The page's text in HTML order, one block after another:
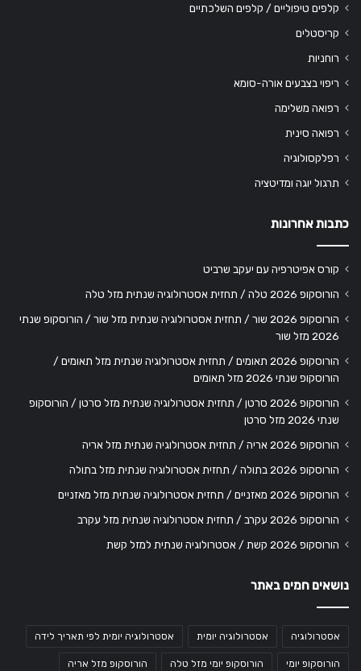
קלפים טיפוליים / קלפים השלכתיים
קריסטלים
רוחניות
ריפוי בצבעים אורה-סומא
רפואה משלימה
רפואה סינית
רפלקסולוגיה
תרגול יוגה ומדיטציה
כתבות אחרונות
קורס אפיטרפיה עם יעקב שרביט
הורוסקופ 2026 טלה / תחזית אסטרולוגיה שנתית מזל טלה
הורוסקופ 2026 שור / תחזית אסטרולוגיה שנתית מזל שור / הורוסקופ שנתי
2026 מזל שור
הורוסקופ 2026 תאומים / תחזית אסטרולוגיה שנתית מזל תאומים /
הורוסקופ שנתי 2026 מזל תאומים
הורוסקופ 2026 סרטן / תחזית אסטרולוגיה שנתית מזל סרטן / הורוסקופ
שנתי 2026 מזל סרטן
הורוסקופ 2026 אריה / תחזית אסטרולוגיה שנתית מזל אריה
הורוסקופ 2026 בתולה / תחזית אסטרולוגיה שנתית מזל בתולה
הורוסקופ 2026 מאזניים / תחזית אסטרולוגיה שנתית מזל מאזניים
הורוסקופ 2026 עקרב / תחזית אסטרולוגיה שנתית מזל עקרב
הורוסקופ 2026 קשת / אסטרולוגיה שנתית למזל קשת
נושאים חמים באתר
אסטרולוגיה אסטרולוגיה יומית אסטרולוגיה יומית לפי תאריך לידה
הורוסקופ יומי הורוסקופ יומי מזל טלה הורוסקופ מזל אריה